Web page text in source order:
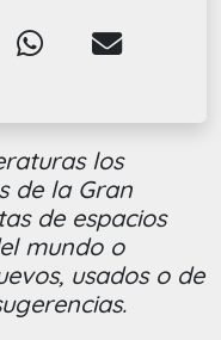
los
de la Gran
de espacios
mundo o
usados o de